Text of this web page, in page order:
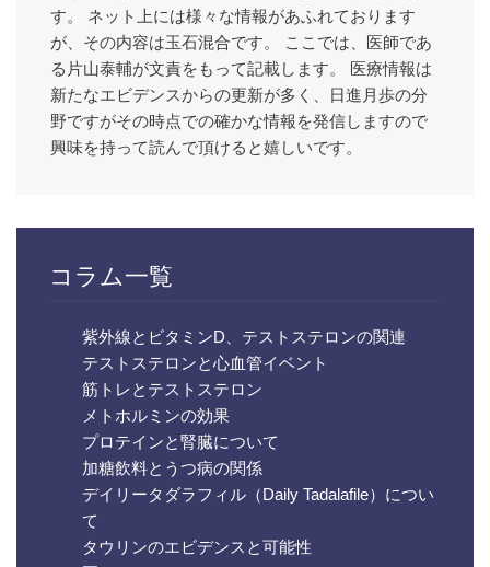
す。 ネット上には様々な情報があふれております
が、その内容は玉石混合です。 ここでは、医師であ
る片山泰輔が文責をもって記載します。 医療情報は
新たなエビデンスからの更新が多く、日進月歩の分
野ですがその時点での確かな情報を発信しますので
興味を持って読んで頂けると嬉しいです。
コラム一覧
紫外線とビタミンD、テストステロンの関連
テストステロンと心血管イベント
筋トレとテストステロン
メトホルミンの効果
プロテインと腎臓について
加糖飲料とうつ病の関係
デイリータダラフィル（Daily Tadalafile）につい
て
タウリンのエビデンスと可能性